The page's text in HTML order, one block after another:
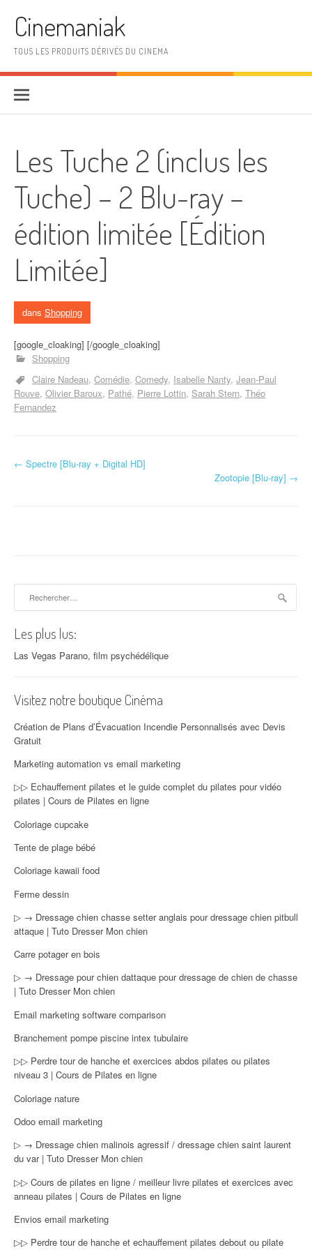
Cinemaniak
TOUS LES PRODUITS DÉRIVÉS DU CINEMA
Les Tuche 2 (inclus les
Tuche) – 2 Blu-ray –
édition limitée [Édition
Limitée]
dans Shopping
[google_cloaking] [/google_cloaking]
Shopping
Claire Nadeau Comédie Comedy Isabelle Nanty Jean-Paul
Rouve Olivier Baroux Pathé Pierre Lottin Sarah Stern Théo
Fernandez
Navigation d'article
← Spectre [Blu-ray + Digital HD]
Zootopie [Blu-ray] →
Les plus lus:
Las Vegas Parano, film psychédélique
Visitez notre boutique Cinéma
Création de Plans d’Évacuation Incendie Personnalisés avec Devis
Gratuit
Marketing automation vs email marketing
▷▷ Echauffement pilates et le guide complet du pilates pour vidéo
pilates | Cours de Pilates en ligne
Coloriage cupcake
Tente de plage bébé
Coloriage kawaii food
Ferme dessin
▷ → Dressage chien chasse setter anglais pour dressage chien pitbull
attaque | Tuto Dresser Mon chien
Carre potager en bois
▷ → Dressage pour chien dattaque pour dressage de chien de chasse
| Tuto Dresser Mon chien
Email marketing software comparison
Branchement pompe piscine intex tubulaire
▷▷ Perdre tour de hanche et exercices abdos pilates ou pilates
niveau 3 | Cours de Pilates en ligne
Coloriage nature
Odoo email marketing
▷ → Dressage chien malinois agressif / dressage chien saint laurent
du var | Tuto Dresser Mon chien
▷▷ Cours de pilates en ligne / meilleur livre pilates et exercices avec
anneau pilates | Cours de Pilates en ligne
Envios email marketing
▷▷ Perdre tour de hanche et echauffement pilates debout ou pilate